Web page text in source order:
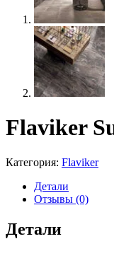
Flaviker
Категория: Flaviker
Детали
Отзывы (0)
Детали